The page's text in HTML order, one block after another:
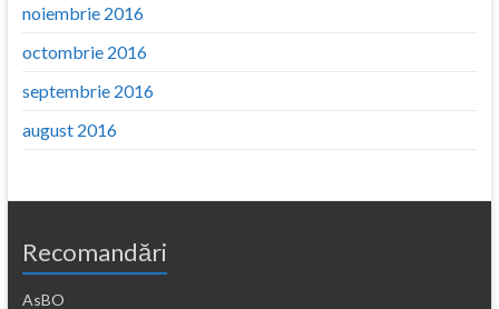
noiembrie 2016
octombrie 2016
septembrie 2016
august 2016
Recomandări
AsBO